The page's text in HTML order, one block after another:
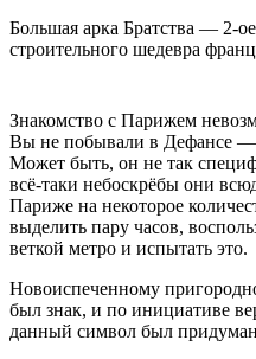
Большая арка Братства — 2-
строительного шедевра
Знакомство с Парижем
Вы не побывали в Дефансе —
Может быть, он не так
всё-таки небоскрёбы они
Париже на некоторое
выделить пару часов,
веткой метро и испытать это.
Новоиспеченному
был знак, и по инициативе
данный символ был